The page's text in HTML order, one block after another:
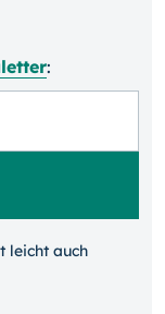
:
leicht auch